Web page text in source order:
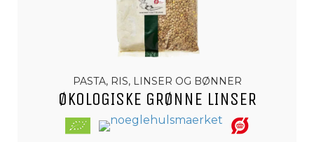
PASTA, RIS, LINSER OG BØNNER
ØKOLOGISKE GRØNNE LINSER